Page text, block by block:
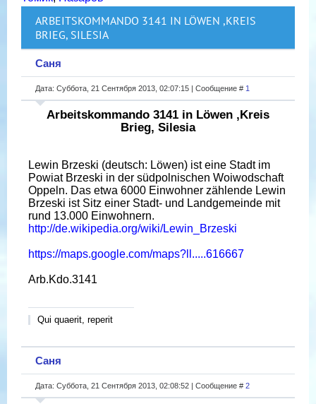
ARBEITSKOMMANDO 3141 IN LÖWEN ,KREIS
BRIEG, SILESIA
Саня
Дата: Суббота, 21 Сентября 2013, 02:07:15 | Сообщение # 1
Arbeitskommando 3141 in Löwen ,Kreis
Brieg, Silesia
Lewin Brzeski (deutsch: Löwen) ist eine Stadt im
Powiat Brzeski in der südpolnischen Woiwodschaft
Oppeln. Das etwa 6000 Einwohner zählende Lewin
Brzeski ist Sitz einer Stadt- und Landgemeinde mit
rund 13.000 Einwohnern.
http://de.wikipedia.org/wiki/Lewin_Brzeski
https://maps.google.com/maps?ll.....616667
Arb.Kdo.3141
Qui quaerit, reperit
Саня
Дата: Суббота, 21 Сентября 2013, 02:08:52 | Сообщение # 2